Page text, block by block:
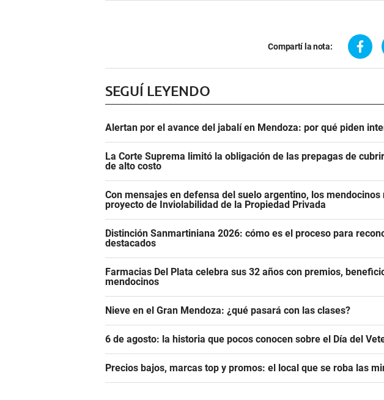
Compartí la nota:
SEGUÍ LEYENDO
Alertan por el avance del jabalí en Mendoza: por qué piden
La Corte Suprema limitó la obligación de las prepagas de
de alto costo
Con mensajes en defensa del suelo argentino, los
proyecto de Inviolabilidad de la Propiedad Privada
Distinción Sanmartiniana 2026: cómo es el proceso para
destacados
Farmacias Del Plata celebra sus 32 años con premios,
mendocinos
Nieve en el Gran Mendoza: ¿qué pasará con las clases?
6 de agosto: la historia que pocos conocen sobre el Día del
Precios bajos, marcas top y promos: el local que se roba las